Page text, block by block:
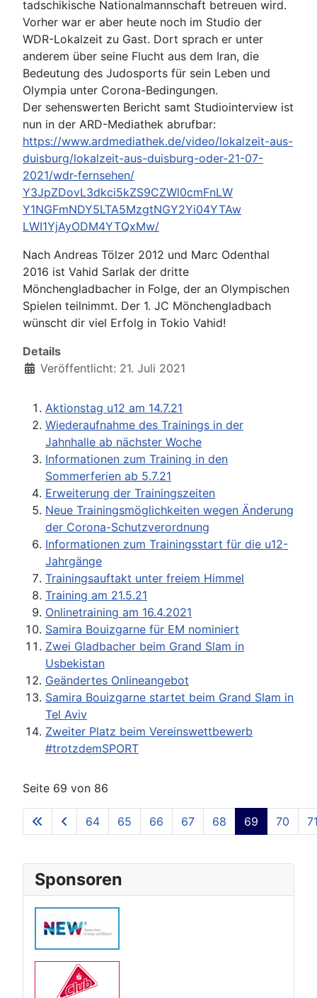
tadschikische Nationalmannschaft betreuen wird.
Vorher war er aber heute noch im Studio der
WDR-Lokalzeit zu Gast. Dort sprach er unter
anderem über seine Flucht aus dem Iran, die
Bedeutung des Judosports für sein Leben und
Olympia unter Corona-Bedingungen.
Der sehenswerten Bericht samt Studiointerview ist
nun in der ARD-Mediathek abrufbar:
https://www.ardmediathek.de/video/lokalzeit-aus-
duisburg/lokalzeit-aus-duisburg-oder-21-07-
2021/wdr-fernsehen/
Y3JpZDovL3dkci5kZS9CZWl0cmFnLW
Y1NGFmNDY5LTA5MzgtNGY2Yi04YTAw
LWI1YjAyODM4YTQxMw/
Nach Andreas Tölzer 2012 und Marc Odenthal
2016 ist Vahid Sarlak der dritte
Mönchengladbacher in Folge, der an Olympischen
Spielen teilnimmt. Der 1. JC Mönchengladbach
wünscht dir viel Erfolg in Tokio Vahid!
Details
Veröffentlicht: 21. Juli 2021
Aktionstag u12 am 14.7.21
Wiederaufnahme des Trainings in der
Jahnhalle ab nächster Woche
Informationen zum Training in den
Sommerferien ab 5.7.21
Erweiterung der Trainingszeiten
Neue Trainingsmöglichkeiten wegen Änderung
der Corona-Schutzverordnung
Informationen zum Trainingsstart für die u12-
Jahrgänge
Trainingsauftakt unter freiem Himmel
Training am 21.5.21
Onlinetraining am 16.4.2021
Samira Bouizgarne für EM nominiert
Zwei Gladbacher beim Grand Slam in
Usbekistan
Geändertes Onlineangebot
Samira Bouizgarne startet beim Grand Slam in
Tel Aviv
Zweiter Platz beim Vereinswettbewerb
#trotzdemSPORT
Seite 69 von 86
64 65 66 67 68 69 70
Sponsoren